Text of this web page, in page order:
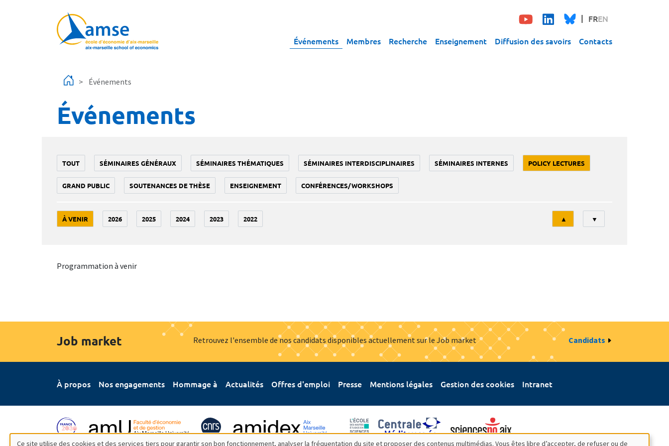
FREN
Événements Membres Recherche Enseignement Diffusion des savoirs Contacts
Événements
Événements
TOUT SÉMINAIRES GÉNÉRAUX SÉMINAIRES THÉMATIQUES SÉMINAIRES INTERDISCIPLINAIRES SÉMINAIRES INTERNES POLICY LECTURES
GRAND PUBLIC SOUTENANCES DE THÈSE ENSEIGNEMENT CONFÉRENCES/WORKSHOPS
À VENIR 2026 2025 2024 2023 2022
Tri
▲ ▼
Programmation à venir
Job market Retrouvez l'ensemble de nos candidats disponibles actuellement sur le Job market Candidats
À propos Nos engagements Hommage à Actualités Offres d'emploi Presse Mentions légales Gestion des cookies Intranet
Ce site utilise des cookies et des services tiers pour garantir son bon fonctionnement, analyser la fréquentation du site et proposer des contenus multimédias. Vous êtes libre d’accepter, de refuser ou de